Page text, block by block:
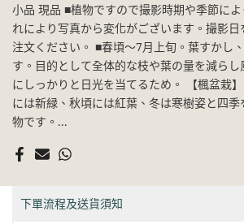
小品 現品 ■植物ですので撮影時期や季節に
れにより写真から変化がございます。撮影
注文ください。 ■春頃～7月上旬。葉すかし
す。目的として全体的な枝や葉の量を減ら
にしっかりと日光を当てるため。 【楓盆栽
には新緑、秋頃には紅葉、冬は寒樹姿と四
物です。...
下單流程及送貨須知